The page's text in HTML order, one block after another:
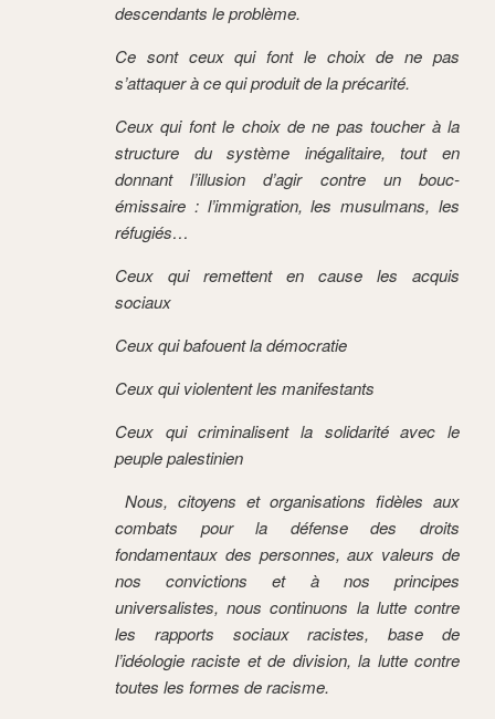
descendants le problème.
Ce sont ceux qui font le choix de ne pas
s’attaquer à ce qui produit de la précarité.
Ceux qui font le choix de ne pas toucher à la
structure du système inégalitaire, tout en
donnant l’illusion d’agir contre un bouc-
émissaire : l’immigration, les musulmans, les
réfugiés…
Ceux qui remettent en cause les acquis
sociaux
Ceux qui bafouent la démocratie
Ceux qui violentent les manifestants
Ceux qui criminalisent la solidarité avec le
peuple palestinien
Nous, citoyens et organisations fidèles aux
combats pour la défense des droits
fondamentaux des personnes, aux valeurs de
nos convictions et à nos principes
universalistes, nous continuons la lutte contre
les rapports sociaux racistes, base de
l’idéologie raciste et de division, la lutte contre
toutes les formes de racisme.